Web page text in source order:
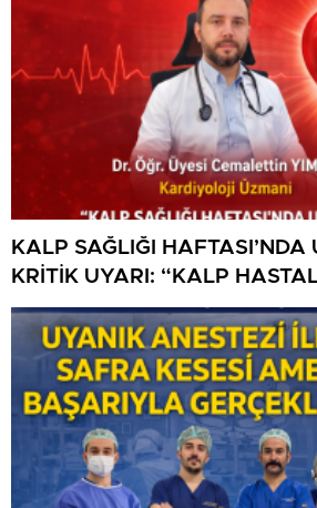
KALP SAĞLIĞI HAFTASI’NDA
KRİTİK UYARI: “KALP
ÖNLENEBİLİR”